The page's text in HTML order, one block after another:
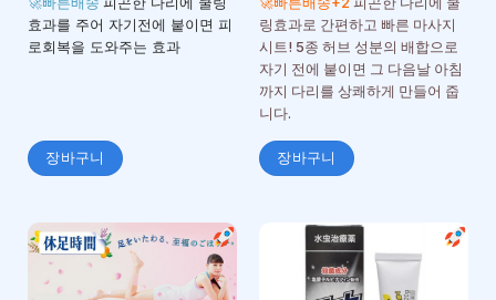
가됨
효과를 주어 자기전에 붙이면 피
로회복을 도와주는 효과
장바구니
가됨
링효과로 간편하고 빠른 마사지
시트! 5종 허브 성분의 배합으로
자기 전에 붙이면 그 다음날 아침
까지 다리를 상쾌하게 만들어 줍
니다.
장바구니